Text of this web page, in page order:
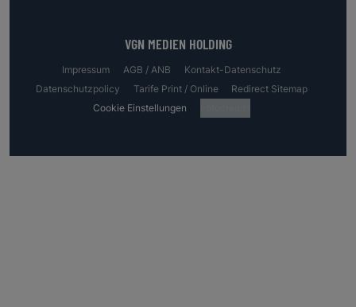
VGN MEDIEN HOLDING
Impressum AGB / ANB
Kontakt-Datenschutz
Datenschutzpolicy
Tarife Print / Online
Redirect Sitemap
Cookie Einstellungen